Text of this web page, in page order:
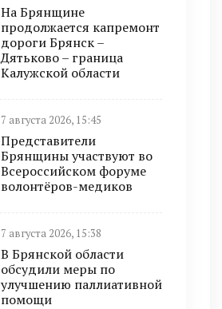
На Брянщине
продолжается капремонт
дороги Брянск –
Дятьково – граница
Калужской области
7 августа 2026, 15:45
Представители
Брянщины участвуют во
Всероссийском форуме
волонтёров-медиков
7 августа 2026, 15:38
В Брянской области
обсудили меры по
улучшению паллиативной
помощи